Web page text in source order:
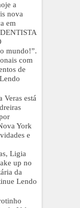
a
nova
em
mundo!”.
com
de
Veras está
York
e
Ligia
up no
da
Lendo